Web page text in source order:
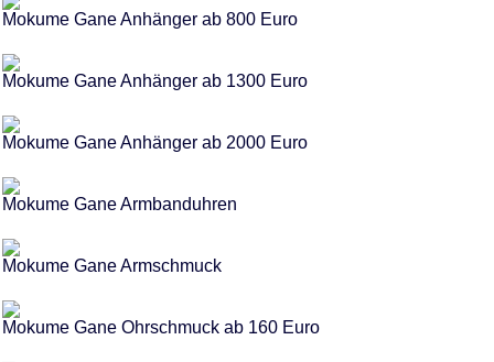
Mokume Gane Anhänger ab 800 Euro
Mokume Gane Anhänger ab 1300 Euro
Mokume Gane Anhänger ab 2000 Euro
Mokume Gane Armbanduhren
Mokume Gane Armschmuck
Mokume Gane Ohrschmuck ab 160 Euro